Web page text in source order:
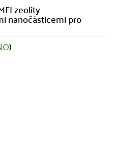
zeolity
nanočásticemi pro
)